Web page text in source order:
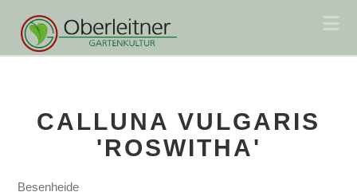
CALLUNA VULGARIS
'ROSWITHA'
Besenheide